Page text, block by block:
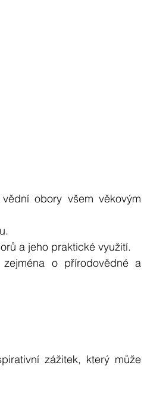
obory všem věkovým
a jeho praktické využití.
o přírodovědné a
zážitek, který může